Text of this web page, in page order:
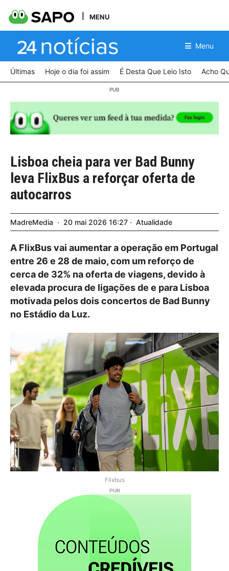
MENU
Menu
Últimas Hoje o dia foi assim É Desta Que Leio Isto Acho
Lisboa cheia para ver Bad Bunny
leva FlixBus a reforçar oferta de
autocarros
MadreMedia 20 mai 2026 16:27 Atualidade
A FlixBus vai aumentar a operação em Portugal
entre 26 e 28 de maio, com um reforço de
cerca de 32% na oferta de viagens, devido à
elevada procura de ligações de e para Lisboa
motivada pelos dois concertos de Bad Bunny
no Estádio da Luz.
Flixbus